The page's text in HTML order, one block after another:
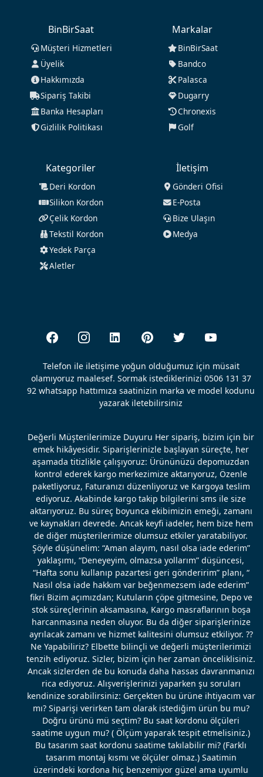
BinBirSaat
Müşteri Hizmetleri
Üyelik
Hakkımızda
Sipariş Takibi
Banka Hesapları
Gizlilik Politikası
Markalar
BinBirSaat
Bandco
Palasca
Dugarry
Chronexis
Golf
Kategoriler
Deri Kordon
Silikon Kordon
Çelik Kordon
Tekstil Kordon
Yedek Parça
Aletler
İletişim
Gönderi Ofisi
E-Posta
Bize Ulaşın
Medya
Telefon ile iletişime yoğun olduğumuz için müsait
olamıyoruz maalesef. Sormak istediklerinizi 0506 131 37
92 whatsapp hattımıza saatinizin marka ve model kodunu
yazarak iletebilirsiniz
Değerli Müşterilerimize Duyuru Her sipariş, bizim için bir
emek hikâyesidir. Siparişlerinizle başlayan süreçte, her
aşamada titizlikle çalışıyoruz: Ürününüzü depomuzdan
kontrol ederek kargo merkezimize aktarıyoruz, Özenle
paketliyoruz, Faturanızı düzenliyoruz ve Kargoya teslim
ediyoruz. Akabinde kargo takip bilgilerini sms ile size
aktarıyoruz. Bu süreç boyunca ekibimizin emeği, zamanı
ve kaynakları devrede. Ancak keyfi iadeler, hem bize hem
de diğer müşterilerimize olumsuz etkiler yaratabiliyor.
Şöyle düşünelim: “Aman alayım, nasıl olsa iade ederim”
yaklaşımı, “Deneyeyim, olmazsa yollarım” düşüncesi,
“Hafta sonu kullanıp pazartesi geri gönderirim” planı, “
Nasıl olsa iade hakkım var beğenmezsem iade ederim”
fikri Bizim açımızdan; Kutuların çöpe gitmesine, Depo ve
stok süreçlerinin aksamasına, Kargo masraflarının boşa
harcanmasına neden oluyor. Bu da diğer siparişlerinize
ayrılacak zamanı ve hizmet kalitesini olumsuz etkiliyor. ??
Ne Yapabiliriz? Elbette bilinçli ve değerli müşterilerimizi
tenzih ediyoruz. Sizler, bizim için her zaman önceliklisiniz.
Ancak sizlerden de bu konuda daha hassas davranmanızı
rica ediyoruz. Alışverişlerinizi yaparken şu soruları
kendinize sorabilirsiniz: Gerçekten bu ürüne ihtiyacım var
mı? Siparişi verirken tam olarak istediğim ürün bu mu?
Doğru ürünü mü seçtim? Bu saat kordonu ölçüleri
saatime uygun mu? ( Ölçüm yaparak tespit etmelisiniz.)
Bu tasarım saat kordonu saatime takılabilir mi? (Farklı
tasarım montaj kısmı ve ölçüler olmaz.) Saatimin
üzerindeki kordona hiç benzemiyor güzel ama uyumlu